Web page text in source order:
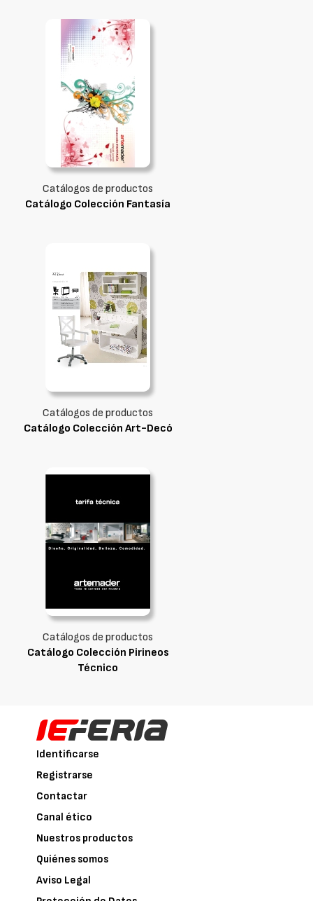
Catálogos de productos
Catálogo Colección Fantasía
Catálogos de productos
Catálogo Colección Art-Decó
Catálogos de productos
Catálogo Colección Pirineos
Técnico
Identificarse
Registrarse
Contactar
Canal ético
Nuestros productos
Quiénes somos
Aviso Legal